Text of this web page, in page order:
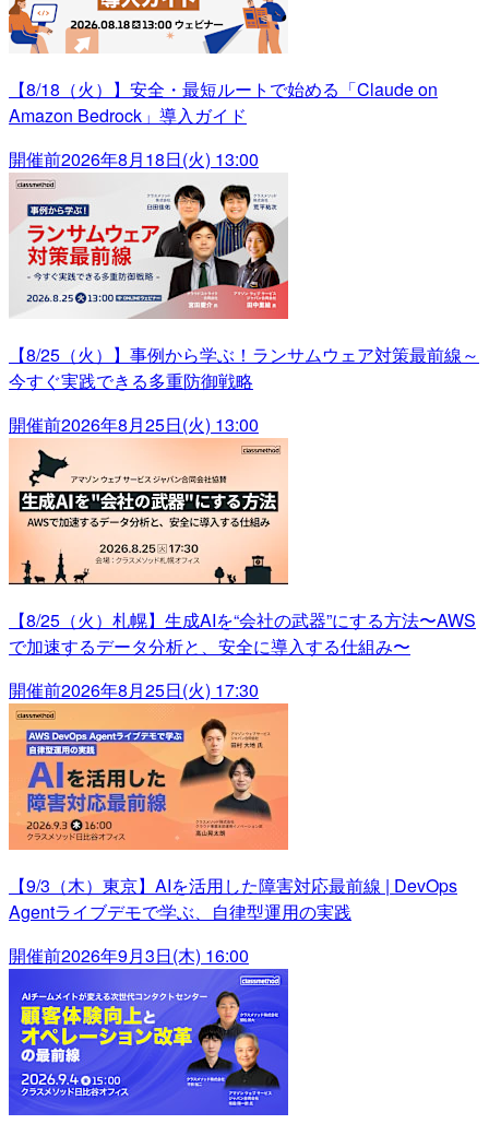
【8/18（火）】安全・最短ルートで始める「Claude on
Amazon Bedrock」導入ガイド
開催前2026年8月18日(火) 13:00
【8/25（火）】事例から学ぶ！ランサムウェア対策最前線～
今すぐ実践できる多重防御戦略
開催前2026年8月25日(火) 13:00
【8/25（火）札幌】生成AIを“会社の武器”にする方法〜AWS
で加速するデータ分析と、安全に導入する仕組み〜
開催前2026年8月25日(火) 17:30
【9/3（木）東京】AIを活用した障害対応最前線 | DevOps
Agentライブデモで学ぶ、自律型運用の実践
開催前2026年9月3日(木) 16:00